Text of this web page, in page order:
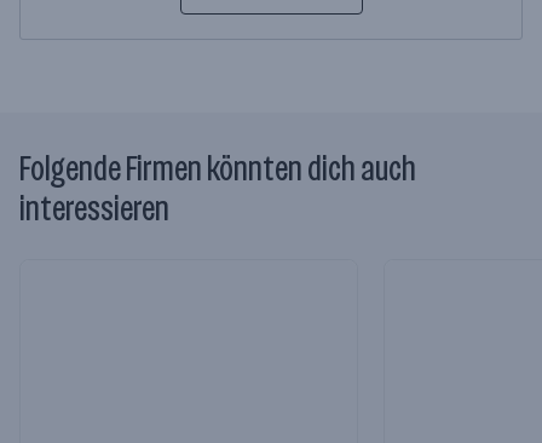
Folgende Firmen könnten dich auch
interessieren